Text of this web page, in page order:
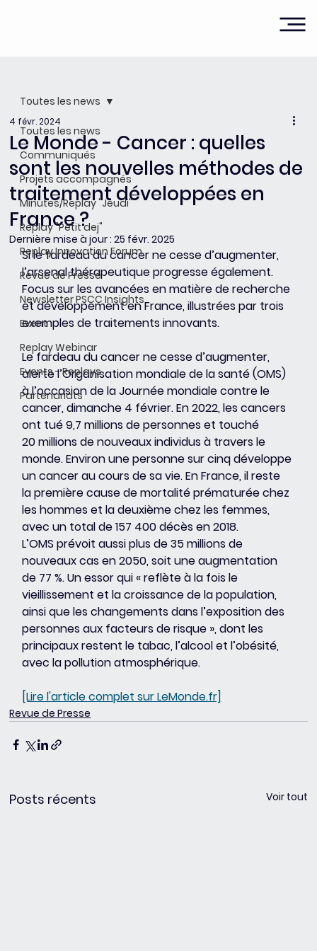
Toutes les news
Communiqués
Projets accompagnés
Minutes/Replay "Jeudi"
Replay "Petit dej"
Replay Innovation Forum
Revue de Presse
Newsletter PSCC Insights
Event
Replay Webinar
Events - Replays
Partenariats
Toutes les news
Le Monde - Cancer : quelles
sont les nouvelles méthodes de
traitement développées en
France ?
4 févr. 2024
Dernière mise à jour :25 févr. 2025
Si le fardeau du cancer ne cesse d’augmenter,
l’arsenal thérapeutique progresse également.
Focus sur les avancées en matière de recherche
et développement en France, illustrées par trois
exemples de traitements innovants.
Le fardeau du cancer ne cesse d’augmenter,
alerte l’Organisation mondiale de la santé (OMS)
à l’occasion de la Journée mondiale contre le
cancer, dimanche 4 février. En 2022, les cancers
ont tué 9,7 millions de personnes et touché
20 millions de nouveaux individus à travers le
monde. Environ une personne sur cinq développe
un cancer au cours de sa vie. En France, il reste
la première cause de mortalité prématurée chez
les hommes et la deuxième chez les femmes,
avec un total de 157 400 décès en 2018.
L’OMS prévoit aussi plus de 35 millions de
nouveaux cas en 2050, soit une augmentation
de 77 %. Un essor qui « reflète à la fois le
vieillissement et la croissance de la population,
ainsi que les changements dans l’exposition des
personnes aux facteurs de risque », dont les
principaux restent le tabac, l’alcool et l’obésité,
avec la pollution atmosphérique.
[Lire l'article complet sur LeMonde.fr]
Revue de Presse
Posts récents Voir tout